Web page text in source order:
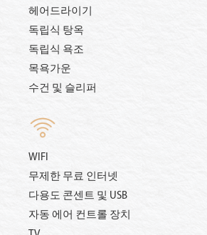
헤어드라이기
독립식 탕옥
독립식 욕조
목욕가운
수건 및 슬리퍼
WIFI
무제한 무료 인터넷
다용도 콘센트 및 USB
자동 에어 컨트롤 장치